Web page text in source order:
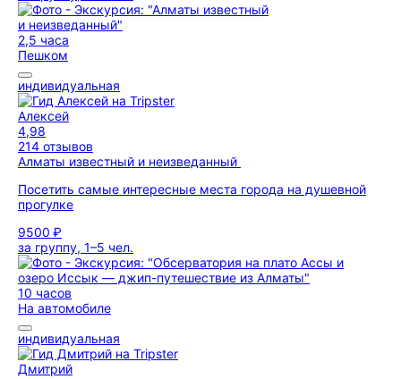
2,5 часа
Пешком
индивидуальная
Алексей
4,98
214 отзывов
Алматы известный и неизведанный
Посетить самые интересные места города на душевной
прогулке
9500 ₽
за группу, 1–5 чел.
10 часов
На автомобиле
индивидуальная
Дмитрий